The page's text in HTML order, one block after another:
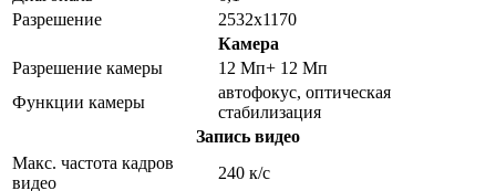
Разрешение
2532x1170
Камера
Разрешение камеры
12 Мп+ 12 Мп
Функции камеры
автофокус, оптическая
стабилизация
Запись видео
Макс. частота кадров
видео
240 к/с